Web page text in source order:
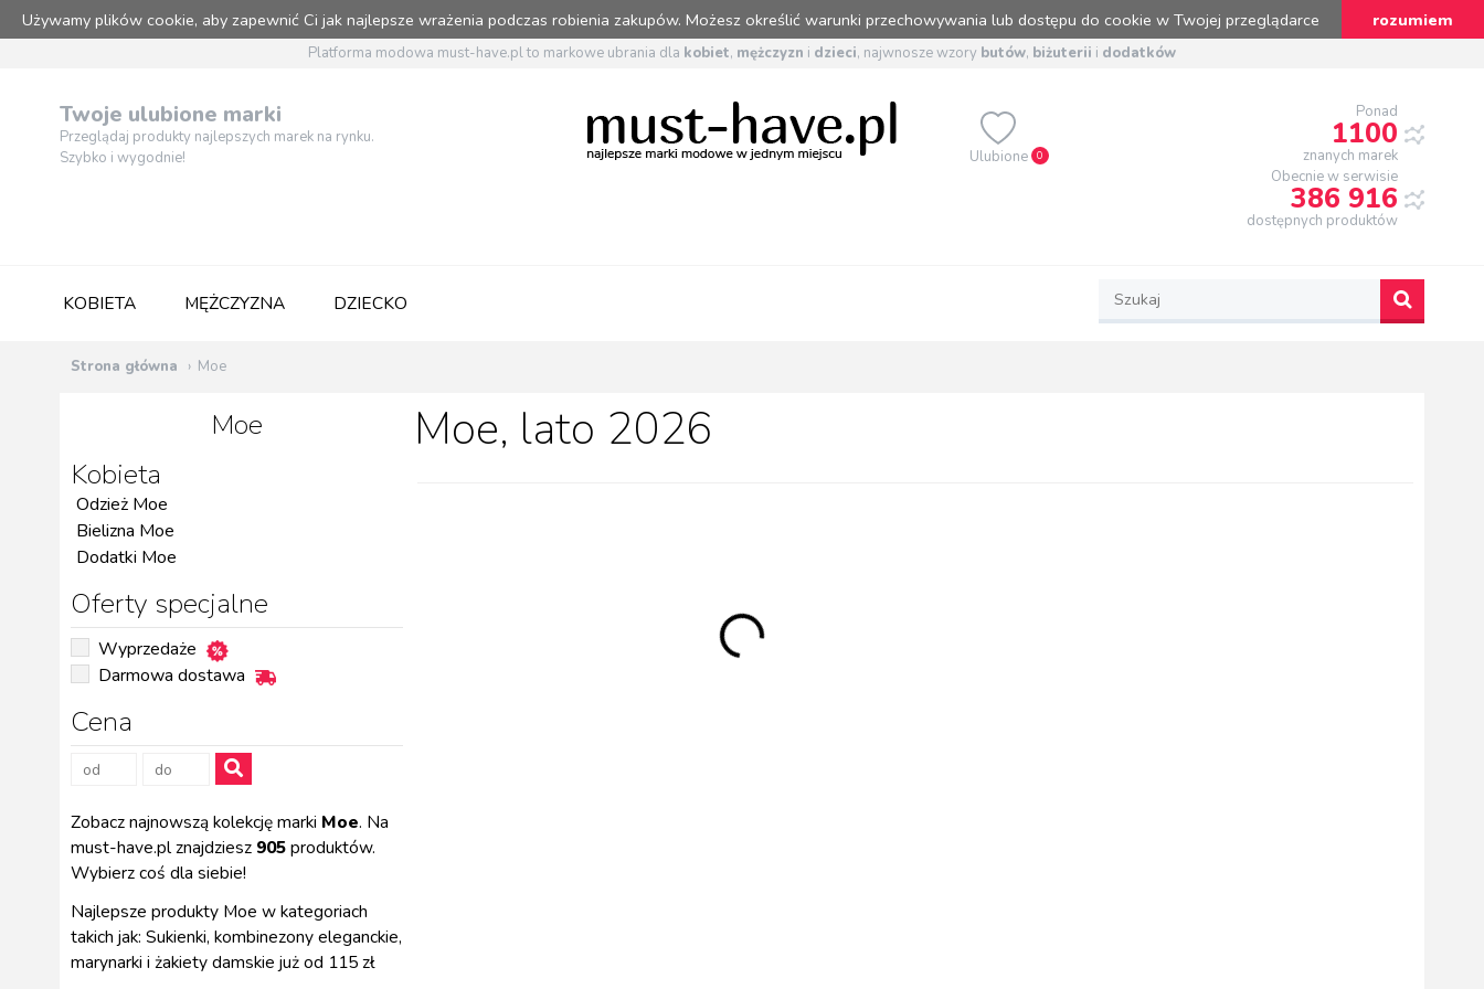
Używamy plików cookie, aby zapewnić Ci jak najlepsze wrażenia podczas robienia zakupów. Możesz określić warunki przechowywania lub dostępu do cookie w Twojej przeglądarce rozumiem
Platforma modowa must-have.pl to markowe ubrania dla kobiet, mężczyzn i dzieci, najwnosze wzory butów, biżuterii i dodatków
Twoje ulubione marki
Przeglądaj produkty najlepszych marek na rynku.
Szybko i wygodnie!
Ulubione 0
Ponad
1100
znanych marek
Obecnie w serwisie
386 916
dostępnych produktów
KOBIETA MĘŻCZYZNA DZIECKO
Strona główna Moe
Moe
Kobieta
Odzież Moe
Bielizna Moe
Dodatki Moe
Oferty specjalne
Wyprzedaże
Darmowa dostawa
Cena
Zobacz najnowszą kolekcję marki Moe. Na
must-have.pl znajdziesz 905produktów.
Wybierz coś dla siebie!
Najlepsze produkty Moe w kategoriach
takich jak: Sukienki, kombinezony eleganckie,
marynarki i żakiety damskie już od 115 zł
Moe, lato 2026